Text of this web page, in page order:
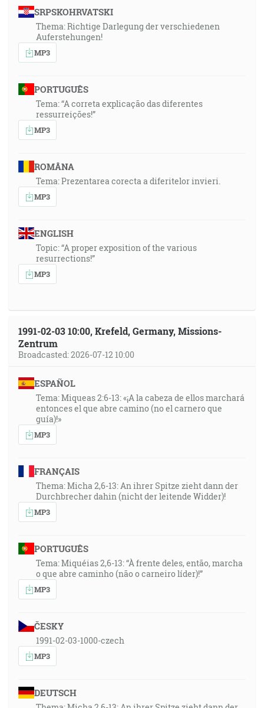
SRPSKOHRVATSKI
Thema: Richtige Darlegung der verschiedenen
Auferstehungen!
MP3
PORTUGUÊS
Tema: “A correta explicação das diferentes
ressurreições!”
MP3
ROMÂNA
Tema: Prezentarea corecta a diferitelor invieri.
MP3
ENGLISH
Topic: “A proper exposition of the various
resurrections!”
MP3
1991-02-03 10:00, Krefeld, Germany, Missions-
Zentrum
Broadcasted: 2026-07-12 10:00
ESPAÑOL
Tema: Miqueas 2:6-13: «¡A la cabeza de ellos marchará
entonces el que abre camino (no el carnero que
guía)!»
MP3
FRANÇAIS
Thema: Micha 2,6-13: An ihrer Spitze zieht dann der
Durchbrecher dahin (nicht der leitende Widder)!
MP3
PORTUGUÊS
Tema: Miquéias 2,6-13: “À frente deles, então, marcha
o que abre caminho (não o carneiro líder)!”
MP3
ČESKY
1991-02-03-1000-czech
MP3
DEUTSCH